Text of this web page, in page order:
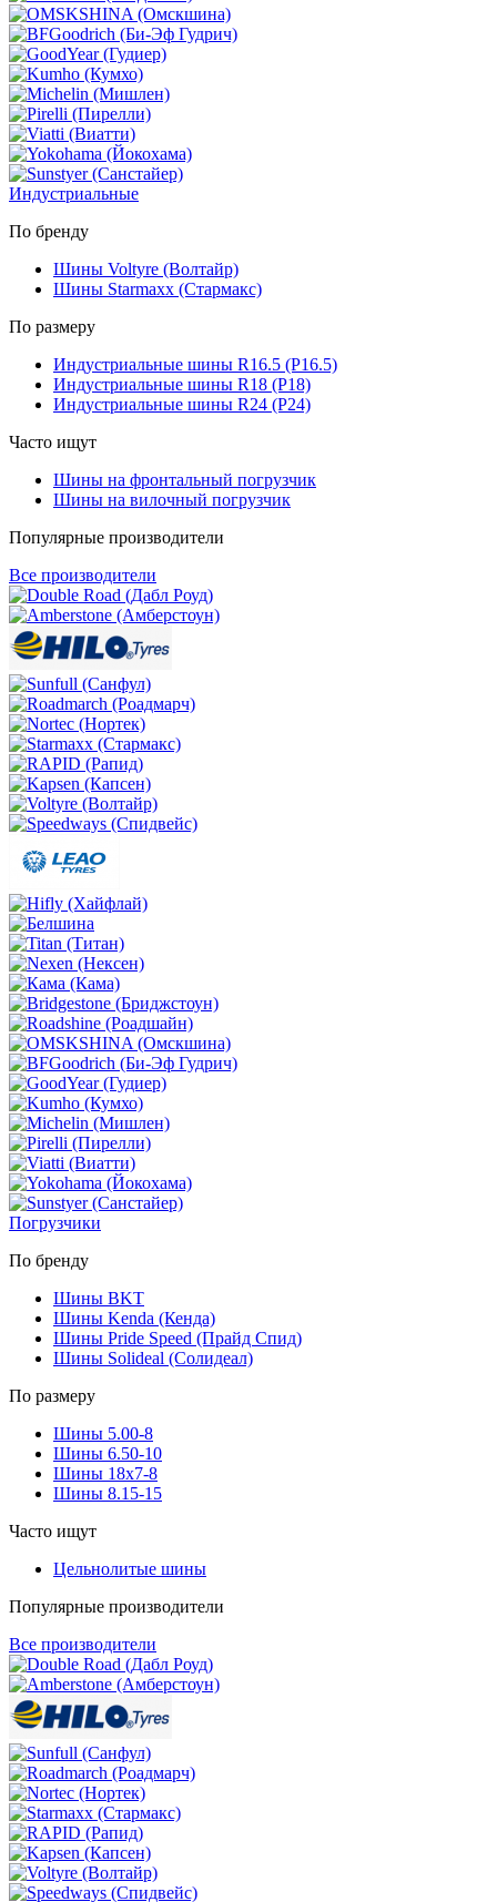
Индустриальные
По бренду
Шины Voltyre (Волтайр)
Шины Starmaxx (Стармакс)
По размеру
Индустриальные шины R16.5 (Р16.5)
Индустриальные шины R18 (Р18)
Индустриальные шины R24 (Р24)
Часто ищут
Шины на фронтальный погрузчик
Шины на вилочный погрузчик
Популярные производители
Все производители
Погрузчики
По бренду
Шины BKT
Шины Kenda (Кенда)
Шины Pride Speed (Прайд Спид)
Шины Solideal (Солидеал)
По размеру
Шины 5.00-8
Шины 6.50-10
Шины 18x7-8
Шины 8.15-15
Часто ищут
Цельнолитые шины
Популярные производители
Все производители